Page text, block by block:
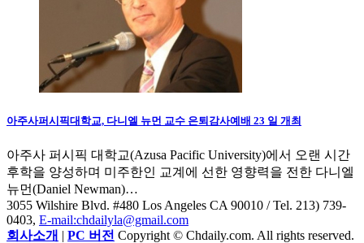
아주사퍼시픽대학교, 다니엘 뉴먼 교수 은퇴감사예배 23 일 개최
아주사 퍼시픽 대학교(Azusa Pacific University)에서 오랜 시간
후학을 양성하며 미주한인 교계에 선한 영향력을 전한 다니엘
뉴먼(Daniel Newman)…
3055 Wilshire Blvd. #480 Los Angeles CA 90010 / Tel. 213) 739-
0403, E-mail:chdailyla@gmail.com
회사소개 | PC 버전 Copyright © Chdaily.com. All rights reserved.